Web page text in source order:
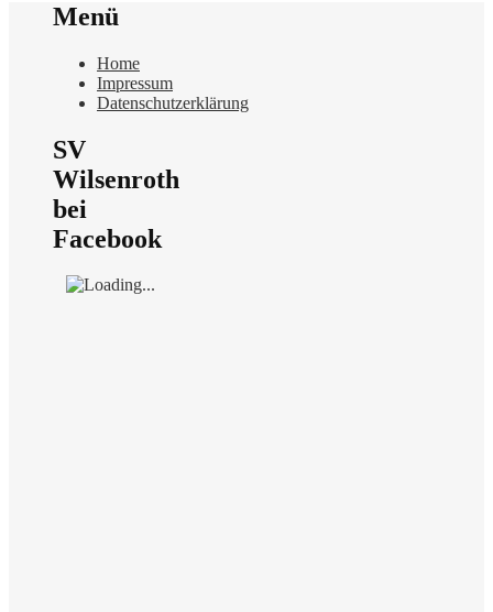
Menü
Home
Impressum
Datenschutzerklärung
SV
Wilsenroth
bei
Facebook